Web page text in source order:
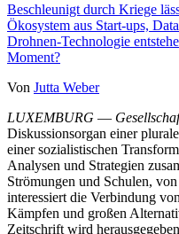
Beschleunigt durch Kriege
Ökosystem aus Start-ups,
Drohnen-Technologie
Moment?
Von Jutta Weber
LUXEMBURG —
Diskussionsorgan einer
einer sozialistischen
Analysen und Strategien
Strömungen und Schulen,
interessiert die Verbindung
Kämpfen und großen
Zeitschrift wird